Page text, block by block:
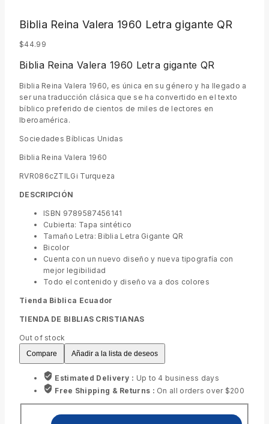
Biblia Reina Valera 1960 Letra gigante QR
$44.99
Biblia Reina Valera 1960 Letra gigante QR
Biblia Reina Valera 1960, es única en su género y ha llegado a
ser una traducción clásica que se ha convertido en el texto
bíblico preferido de cientos de miles de lectores en
Iberoamérica.
Sociedades Bíblicas Unidas
Biblia Reina Valera 1960
RVR086cZTILGi Turqueza
DESCRIPCIÓN
ISBN 9789587456141
Cubierta: Tapa sintético
Tamaño Letra: Biblia Letra Gigante QR
Bicolor
Cuenta con un nuevo diseño y nueva tipografía con
mejor legibilidad
Todo el contenido y diseño va a dos colores
Tienda Biblica Ecuador
TIENDA DE BIBLIAS CRISTIANAS
Out of stock
Compare Añadir a la lista de deseos
Estimated Delivery : Up to 4 business days
Free Shipping & Returns : On all orders over $200